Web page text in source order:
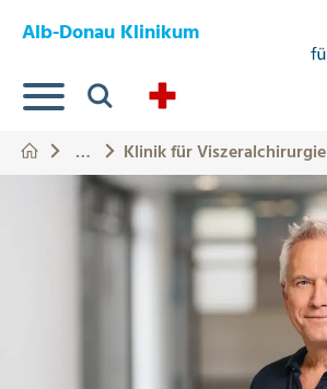
Alb-Donau Klinikum
Suche
… Klinik für Viszeralchirurgie